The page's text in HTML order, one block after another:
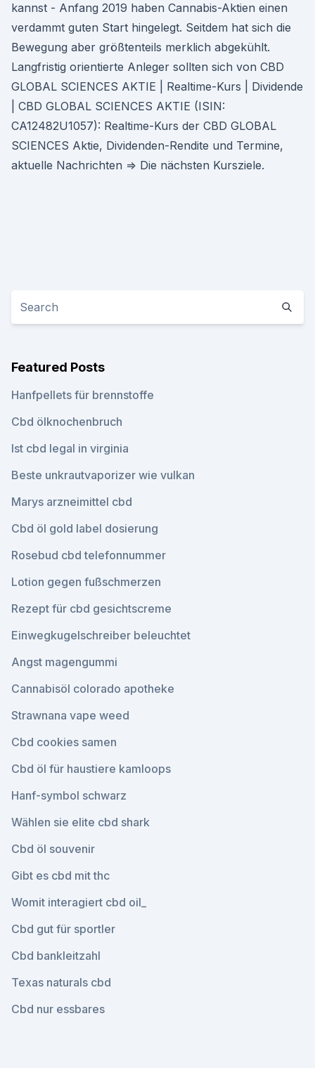
kannst - Anfang 2019 haben Cannabis-Aktien einen
verdammt guten Start hingelegt. Seitdem hat sich die
Bewegung aber größtenteils merklich abgekühlt.
Langfristig orientierte Anleger sollten sich von CBD
GLOBAL SCIENCES AKTIE | Realtime-Kurs | Dividende
| CBD GLOBAL SCIENCES AKTIE (ISIN:
CA12482U1057): Realtime-Kurs der CBD GLOBAL
SCIENCES Aktie, Dividenden-Rendite und Termine,
aktuelle Nachrichten ⇒ Die nächsten Kursziele.
Featured Posts
Hanfpellets für brennstoffe
Cbd ölknochenbruch
Ist cbd legal in virginia
Beste unkrautvaporizer wie vulkan
Marys arzneimittel cbd
Cbd öl gold label dosierung
Rosebud cbd telefonnummer
Lotion gegen fußschmerzen
Rezept für cbd gesichtscreme
Einwegkugelschreiber beleuchtet
Angst magengummi
Cannabisöl colorado apotheke
Strawnana vape weed
Cbd cookies samen
Cbd öl für haustiere kamloops
Hanf-symbol schwarz
Wählen sie elite cbd shark
Cbd öl souvenir
Gibt es cbd mit thc
Womit interagiert cbd oil_
Cbd gut für sportler
Cbd bankleitzahl
Texas naturals cbd
Cbd nur essbares